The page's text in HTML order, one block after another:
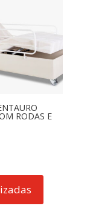
RODAS E